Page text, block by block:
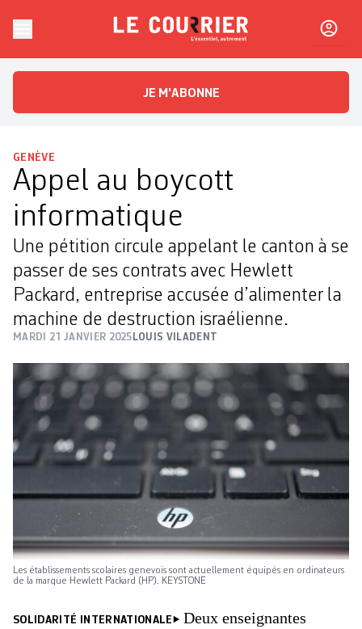
Le CourrierL'essentiel, autrement
JE M'ABONNE
GENÈVE
Appel au boycott
informatique
Une pétition circule appelant le canton à se
passer de ses contrats avec Hewlett
Packard, entreprise accusée d’alimenter la
machine de destruction israélienne.
MARDI 21 JANVIER 2025 LOUIS VILADENT
Les établissements scolaires genevois sont actuellement équipés en ordinateurs
de la marque Hewlett Packard (HP). KEYSTONE
SOLIDARITÉ INTERNATIONALE
Deux enseignantes